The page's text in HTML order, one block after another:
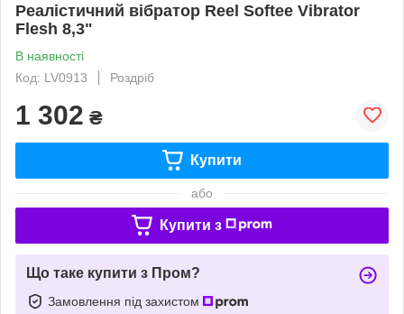
Реалістичний вібратор Reel Softee Vibrator
Flesh 8,3"
В наявності
Код: LV0913
Роздріб
1 302 ₴
Купити
або
Купити з
Що таке купити з Пром?
Замовлення під захистом